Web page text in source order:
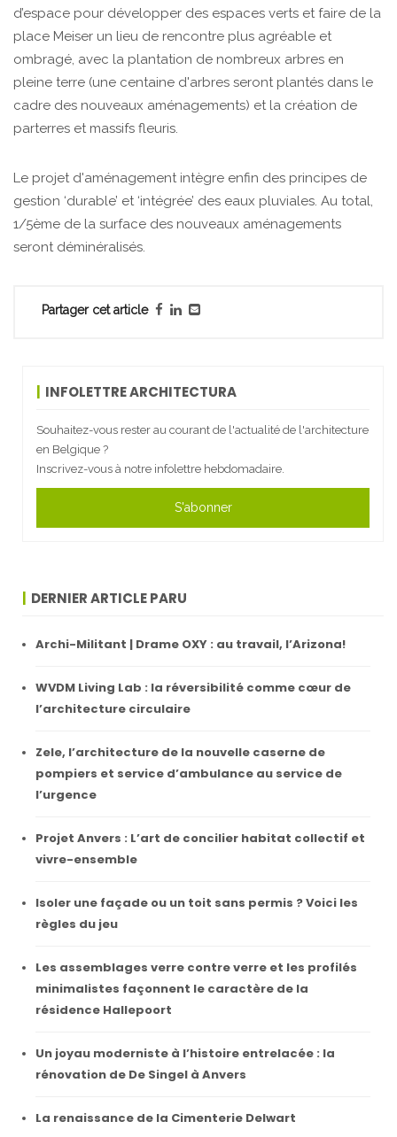
d’espace pour développer des espaces verts et faire de la
place Meiser un lieu de rencontre plus agréable et
ombragé, avec la plantation de nombreux arbres en
pleine terre (une centaine d'arbres seront plantés dans le
cadre des nouveaux aménagements) et la création de
parterres et massifs fleuris.
Le projet d'aménagement intègre enfin des principes de
gestion ‘durable’ et ‘intégrée’ des eaux pluviales. Au total,
1/5ème de la surface des nouveaux aménagements
seront déminéralisés.
Partager cet article
INFOLETTRE ARCHITECTURA
Souhaitez-vous rester au courant de l'actualité de l'architecture
en Belgique ?
Inscrivez-vous à notre infolettre hebdomadaire.
S'abonner
DERNIER ARTICLE PARU
Archi-Militant | Drame OXY : au travail, l’Arizona!
WVDM Living Lab : la réversibilité comme cœur de
l’architecture circulaire
Zele, l’architecture de la nouvelle caserne de
pompiers et service d’ambulance au service de
l’urgence
Projet Anvers : L’art de concilier habitat collectif et
vivre-ensemble
Isoler une façade ou un toit sans permis ? Voici les
règles du jeu
Les assemblages verre contre verre et les profilés
minimalistes façonnent le caractère de la
résidence Hallepoort
Un joyau moderniste à l’histoire entrelacée : la
rénovation de De Singel à Anvers
La renaissance de la Cimenterie Delwart